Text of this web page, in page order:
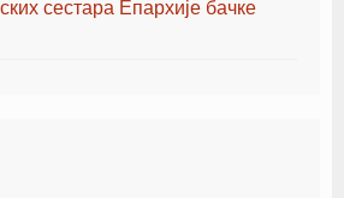
сестара Епархије бачке